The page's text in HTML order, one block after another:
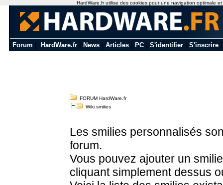
Forum HardWare.fr News Articles PC S'identifier S'inscrire
FORUM HardWare.fr
Wiki smilies
Les smilies personnalisés
forum.
Vous pouvez ajouter un
cliquant simplement dessus
HardWare.fr utilise des cookies pour une navigation optimale